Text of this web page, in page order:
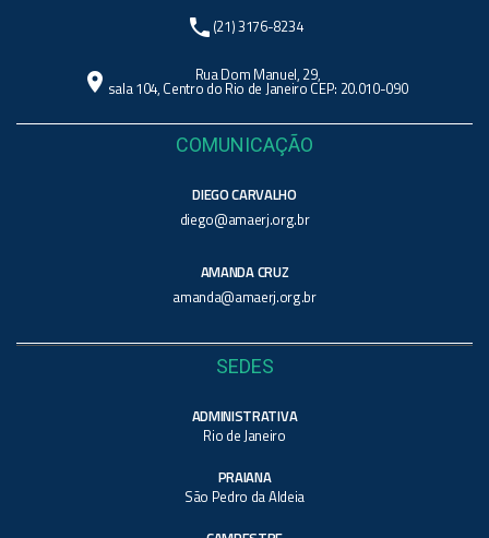
phone (21) 3176-8234
location_on Rua Dom Manuel, 29,
sala 104, Centro do Rio de Janeiro CEP: 20.010-090
COMUNICAÇÃO
DIEGO CARVALHO
diego@amaerj.org.br
AMANDA CRUZ
amanda@amaerj.org.br
SEDES
ADMINISTRATIVA
Rio de Janeiro
PRAIANA
São Pedro da Aldeia